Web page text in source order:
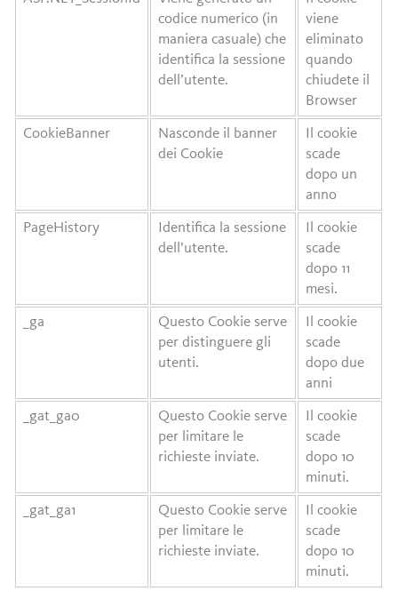
codice numerico (in
maniera casuale) che
identifica la sessione
dell’utente.
viene
eliminato
quando
chiudete il
Browser
CookieBanner
Nasconde il banner
dei Cookie
Il cookie
scade
dopo un
anno
PageHistory
Identifica la sessione
dell’utente.
Il cookie
scade
dopo 11
mesi.
_ga
Questo Cookie serve
per distinguere gli
utenti.
Il cookie
scade
dopo due
anni
_gat_ga0
Questo Cookie serve
per limitare le
richieste inviate.
Il cookie
scade
dopo 10
minuti.
_gat_ga1
Questo Cookie serve
per limitare le
richieste inviate.
Il cookie
scade
dopo 10
minuti.